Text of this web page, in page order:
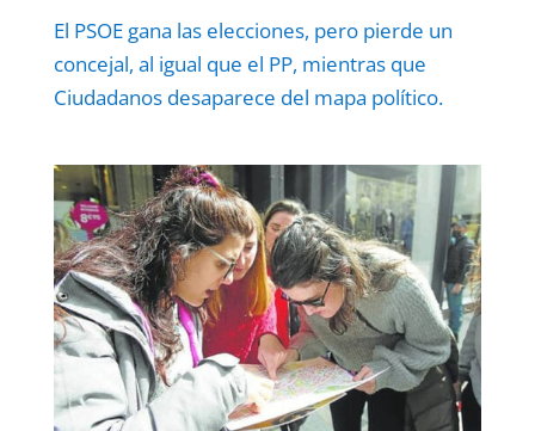
El PSOE gana las elecciones, pero pierde un
concejal, al igual que el PP, mientras que
Ciudadanos desaparece del mapa político.